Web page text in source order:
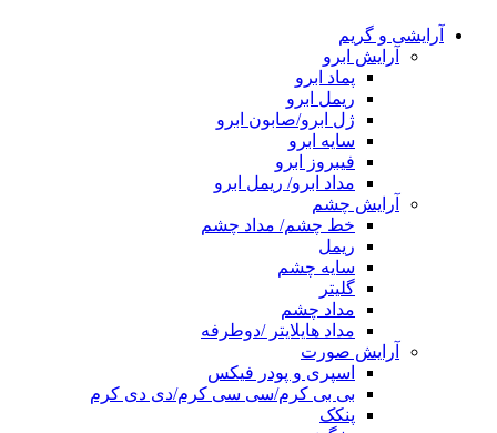
آرایشی و گریم
آرایش ابرو
پماد ابرو
ریمل ابرو
ژل ابرو/صابون ابرو
سایه ابرو
فیبروز ابرو
مداد ابرو/ ریمل ابرو
آرایش چشم
خط چشم/ مداد چشم
ریمل
سایه چشم
گلیتر
مداد چشم
مداد هایلایتر /دوطرفه
آرایش صورت
اسپری و پودر فیکس
بی بی کرم/سی سی کرم/دی دی کرم
پنکک